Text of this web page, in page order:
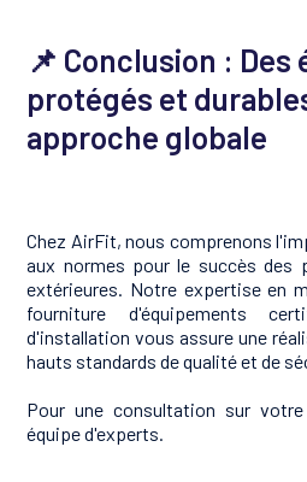
📌 Conclusion :
protégés et
approche globale
Chez AirFit, nous comprenons
aux normes pour le succès des
extérieures. Notre expertise en
fourniture d'équipements
d'installation vous assure une
hauts standards de qualité et de
Pour une consultation sur
équipe d'experts.